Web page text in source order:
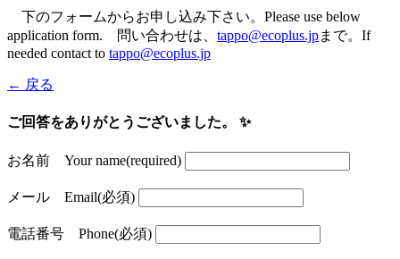
下のフォームからお申し込み下さい。Please use below
application form. 問い合わせは、 tappo@ecoplus.jpまで。If
needed contact to tappo@ecoplus.jp
← 戻る
ご回答をありがとうございました。 ✨
お名前 Your name(required)
メール Email(必須)
電話番号 Phone(必須)